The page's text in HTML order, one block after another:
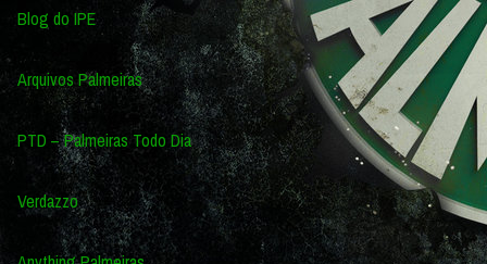
Blog do IPE
Arquivos Palmeiras
PTD – Palmeiras Todo Dia
Verdazzo